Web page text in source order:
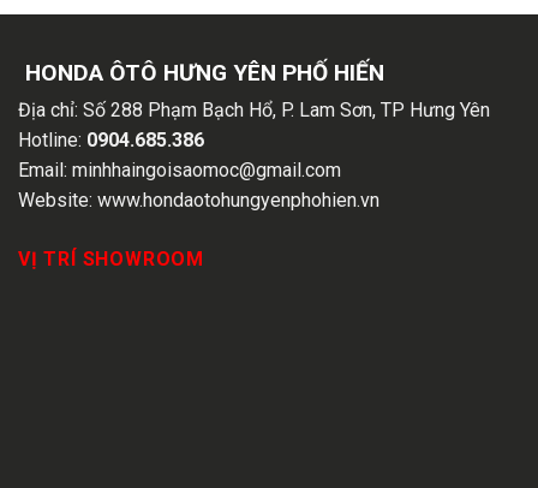
HONDA ÔTÔ HƯNG YÊN PHỐ HIẾN
Địa chỉ: Số 288 Phạm Bạch Hổ, P. Lam Sơn, TP Hưng Yên
Hotline: 0904.685.386
Email: minhhaingoisaomoc@gmail.com
Website: www.hondaotohungyenphohien.vn
VỊ TRÍ SHOWROOM